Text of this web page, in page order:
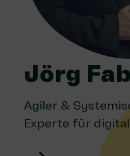
Jörg
Agiler &
Experte für